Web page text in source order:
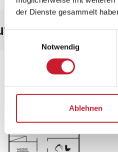
der Dienste gesammelt
Notwendig
Ablehnen